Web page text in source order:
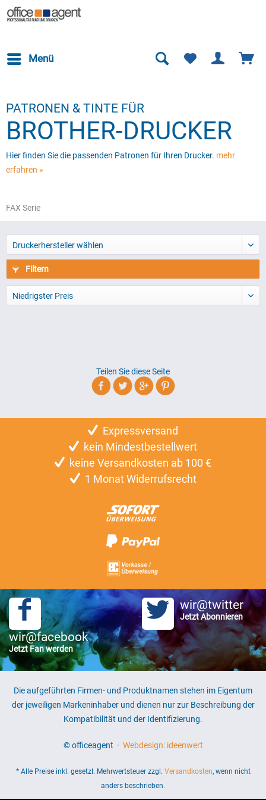
Menü
PATRONEN & TINTE FÜR
BROTHER-DRUCKER
Hier finden Sie die passenden Patronen für Ihren Drucker. mehr
erfahren »
FAX Serie
Druckerhersteller wählen
Filtern
Niedrigster Preis
Teilen Sie diese Seite
Expressversand
kein Mindestbestellwert
keine Versandkosten ab 100 €
1 Monat Widerrufsrecht
wir@facebook
Jetzt Fan werden
wir@twitter
Jetzt Abonnieren
Die aufgeführten Firmen- und Produktnamen stehen im Eigentum
der jeweiligen Markeninhaber und dienen nur zur Beschreibung der
Kompatibilität und der Identifizierung.
© officeagent · Webdesign: ideenwert
* Alle Preise inkl. gesetzl. Mehrwertsteuer zzgl. Versandkosten, wenn nicht
anders beschrieben.